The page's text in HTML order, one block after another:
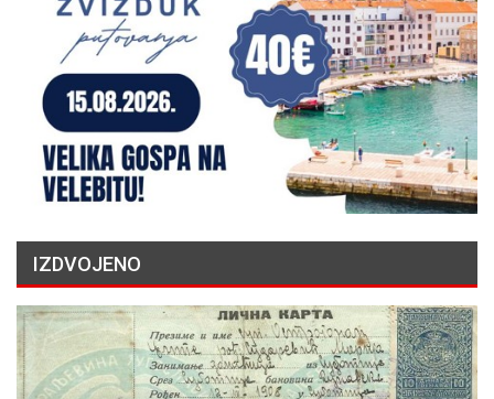
IZDVOJENO